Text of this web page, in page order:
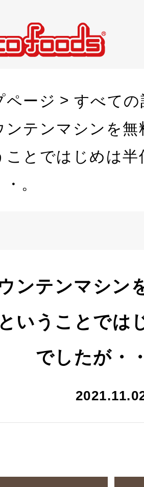
ページ
すべての
ンテンマシンを
ことではじめは
。
ンテンマシン
いうことでは
でしたが・